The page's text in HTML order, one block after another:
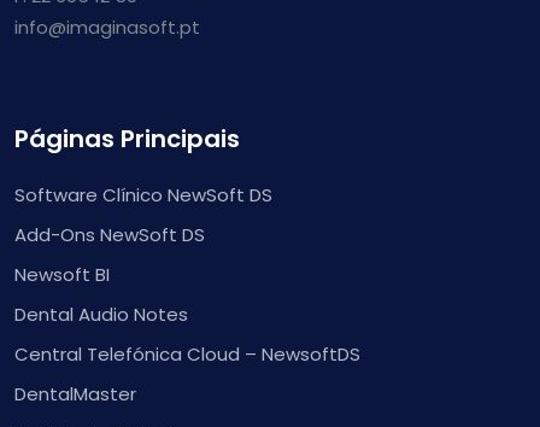
info@imaginasoft.pt
Páginas Principais
Software Clínico NewSoft DS
Add-Ons NewSoft DS
Newsoft BI
Dental Audio Notes
Central Telefónica Cloud – NewsoftDS
DentalMaster